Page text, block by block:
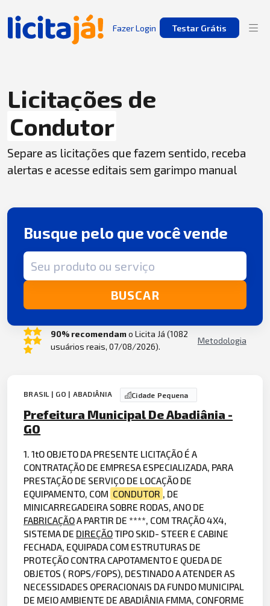
Fazer Login Testar Grátis
Licitações de
Condutor
Separe as licitações que fazem sentido, receba
alertas e acesse editais sem garimpo manual
Busque pelo que você vende
Termo de busca
BUSCAR
90% recomendamo Licita Já (1082
usuários reais, 07/08/2026).
Metodologia
BRASIL | GO | ABADIÂNIA Cidade Pequena
Prefeitura Municipal De Abadiânia -
GO
1. 1tO OBJETO DA PRESENTE LICITAÇÃO É A
CONTRATAÇÃO DE EMPRESA ESPECIALIZADA, PARA
PRESTAÇÃO DE SERVIÇO DE LOCAÇÃO DE
EQUIPAMENTO, COM CONDUTOR , DE
MINICARREGADEIRA SOBRE RODAS, ANO DE
FABRICAÇÃOA PARTIR DE ****, COM TRAÇÃO 4X4,
SISTEMA DE DIREÇÃOTIPO SKID- STEER E CABINE
FECHADA, EQUIPADA COM ESTRUTURAS DE
PROTEÇÃO CONTRA CAPOTAMENTO E QUEDA DE
OBJETOS ( ROPS/FOPS), DESTINADO A ATENDER AS
NECESSIDADES OPERACIONAIS DA FUNDO MUNICIPAL
DE MEIO AMBIENTE DE ABADIÂNIA FMMA, CONFORME